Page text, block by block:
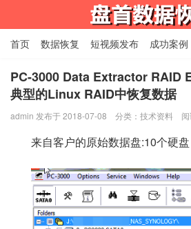
苏州盘首数据
首页 数据恢复 短视频发布 成功案例
关于我们 设备展示 常见问题
PC-3000 Data Extractor RAID
典型的Linux RAID中恢复数据
admin 发布于 2018-07-08 分类： 技术资料
来自客户的原始数据盘:10个硬盘